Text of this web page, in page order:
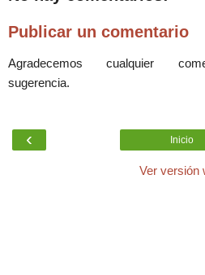
Publicar un comentario
Agradecemos cualquier
sugerencia.
‹ Inicio
Ver versión